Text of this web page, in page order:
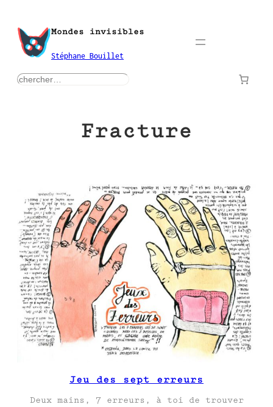
contenu
Mondes invisibles
Stéphane Bouillet
rechercher
Fracture
Jeu des sept erreurs
Deux mains, 7 erreurs, à toi de trouver